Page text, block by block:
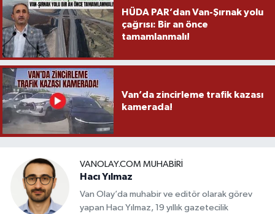
HÜDA PAR’dan Van-Şırnak yolu
çağrısı: Bir an önce
tamamlanmalı!
Van’da zincirleme trafik kazası
kamerada!
VANOLAY.COM MUHABIRI
Hacı Yılmaz
Van Olay’da muhabir ve editör olarak görev
yapan Hacı Yılmaz, 19 yıllık gazetecilik